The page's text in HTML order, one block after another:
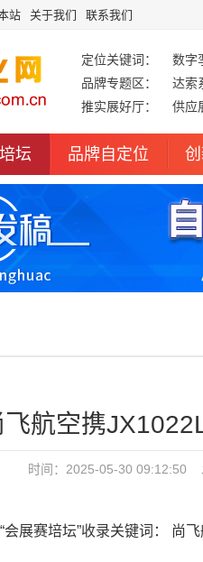
站 关于我们 联系我们
定位关键词：
数字
品牌专题区：
达索
推实展好厅：
供应
坛 品牌自定位
飞航空携
时间：2025-05-30
展赛培坛”收录关键词： 尚